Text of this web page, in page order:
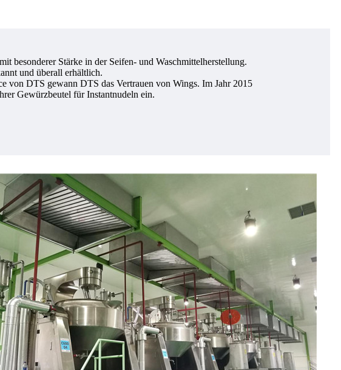
besonderer Stärke in der Seifen- und Waschmittelherstellung.
und überall erhältlich.
von DTS gewann DTS das Vertrauen von Wings. Im Jahr 2015
Gewürzbeutel für Instantnudeln ein.